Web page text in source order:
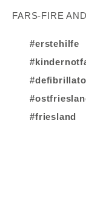
FARS-FIRE
#erstehilfe
#friesland